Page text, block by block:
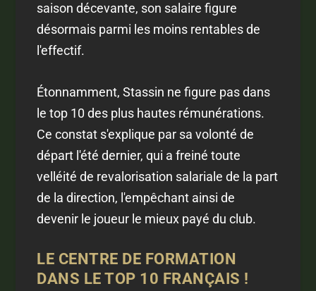
saison décevante, son salaire figure
désormais parmi les moins rentables de
l'effectif.
Étonnamment, Stassin ne figure pas dans
le top 10 des plus hautes rémunérations.
Ce constat s'explique par sa volonté de
départ l'été dernier, qui a freiné toute
velléité de revalorisation salariale de la part
de la direction, l'empêchant ainsi de
devenir le joueur le mieux payé du club.
LE CENTRE DE FORMATION
DANS LE TOP 10 FRANÇAIS !